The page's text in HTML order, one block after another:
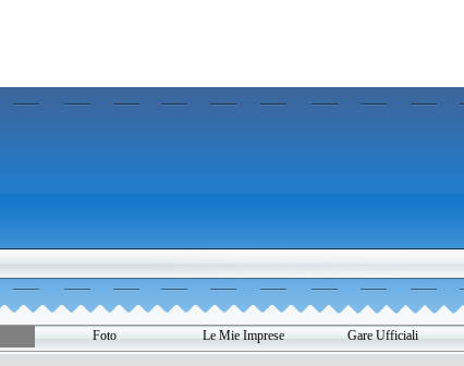
▼
Foto ▼
Le Mie Imprese ▼
Gare Ufficiali